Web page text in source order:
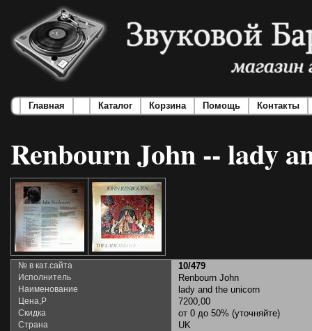
Главная Каталог Корзина Помощь Контакты
Renbourn John -- lady
№ в кат.сайта 10/479
Исполнитель Renbourn John
Наименование lady and the unicorn
Цена,Р 7200,00
Скидка от 0 до 50% (уточняйте)
Страна UK